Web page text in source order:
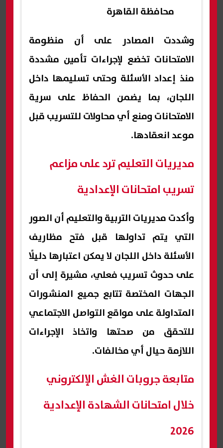
محافظة القاهرة
وشددت المصادر على أن منظومة
الامتحانات تخضع لإجراءات تأمين مشددة
منذ إعداد الأسئلة وحتى تسليمها داخل
اللجان، بما يضمن الحفاظ على سرية
الامتحانات ومنع أي محاولات للتسريب قبل
موعد انعقادها.
مديريات التعليم ترد على مزاعم
تسريب امتحانات الإعدادية
وأكدت مديريات التربية والتعليم أن الصور
التي يتم تداولها قبل فتح مظاريف
الأسئلة داخل اللجان لا يمكن اعتبارها دليلًا
على حدوث تسريب فعلي، مشيرة إلى أن
الجهات المختصة تتابع جميع المنشورات
المتداولة على مواقع التواصل الاجتماعي
للتحقق من صحتها واتخاذ الإجراءات
اللازمة حيال أي مخالفات.
متابعة جروبات الغش الإلكتروني
خلال امتحانات الشهادة الإعدادية
2026